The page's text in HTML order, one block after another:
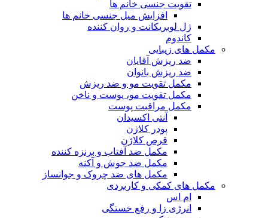
تقویت جنسی خانم ها
افزایش میل جنسی خانم ها
ژل لوبریکانت و روان کننده
کاندوم
مکمل های زیبایی
ضد ریزش آقایان
ضد ریزش بانوان
مکمل تقویت مو و ضد ریزش
مکمل تقویت مو، پوست و ناخن
مکمل مراقبت پوست
آنتی اکسیدان
پودر کلاژن
قرص کلاژن
مکمل ضد آفتاب و برنزه کننده
مکمل ضد جوش و آکنه
مکمل های ضد چروک و جوانساز
مکمل های کمکی و کاربردی
ام اس
انرژی زا و رفع خستگی